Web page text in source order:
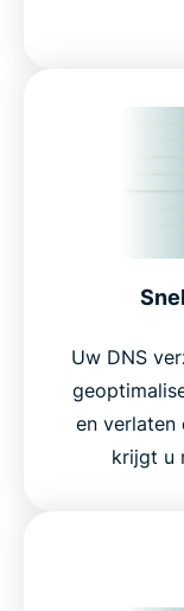
Uw DNS
en verlaten
krijgt u